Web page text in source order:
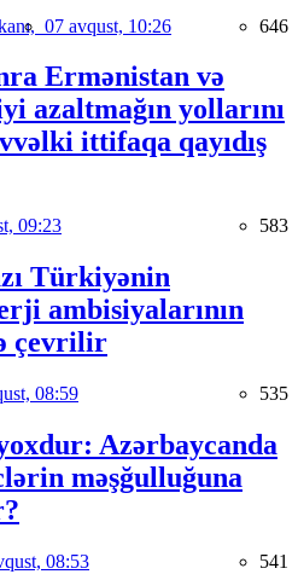
07 avqust, 10:26 646
Ermənistan və
azaltmağın yollarını
ittifaqa qayıdış
09:23 583
Türkiyənin
ambisiyalarının
çevrilir
08:59 535
Azərbaycanda
məşğulluğuna
08:53 541